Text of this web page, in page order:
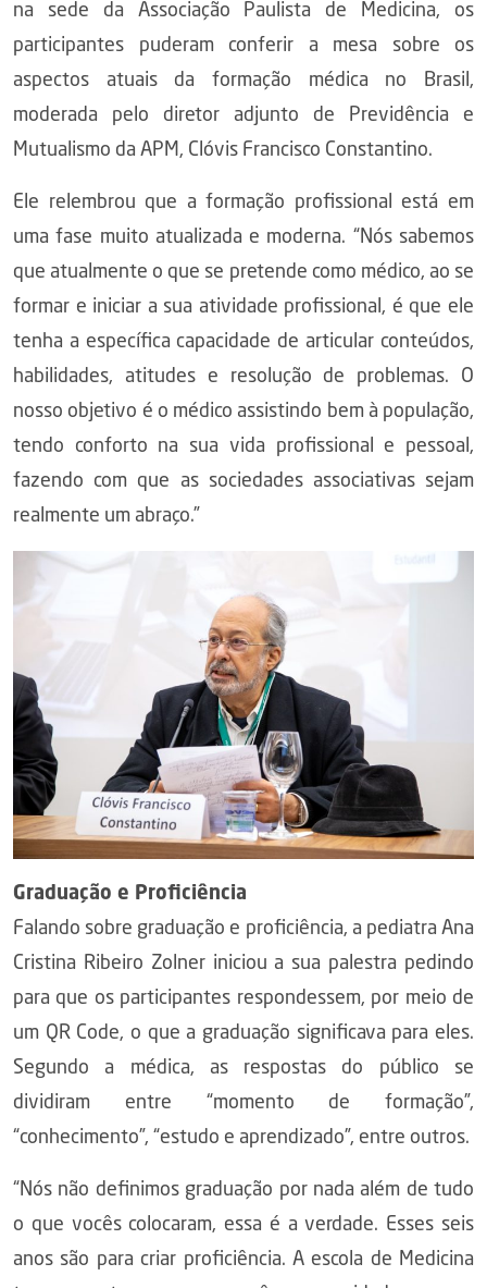
na sede da Associação Paulista de Medicina, os
participantes puderam conferir a mesa sobre os
aspectos atuais da formação médica no Brasil,
moderada pelo diretor adjunto de Previdência e
Mutualismo da APM, Clóvis Francisco Constantino.
Ele relembrou que a formação profissional está em
uma fase muito atualizada e moderna. “Nós sabemos
que atualmente o que se pretende como médico, ao se
formar e iniciar a sua atividade profissional, é que ele
tenha a específica capacidade de articular conteúdos,
habilidades, atitudes e resolução de problemas. O
nosso objetivo é o médico assistindo bem à população,
tendo conforto na sua vida profissional e pessoal,
fazendo com que as sociedades associativas sejam
realmente um abraço.”
Graduação e Proficiência
Falando sobre graduação e proficiência, a pediatra Ana
Cristina Ribeiro Zolner iniciou a sua palestra pedindo
para que os participantes respondessem, por meio de
um QR Code, o que a graduação significava para eles.
Segundo a médica, as respostas do público se
dividiram entre “momento de formação”,
“conhecimento”, “estudo e aprendizado”, entre outros.
“Nós não definimos graduação por nada além de tudo
o que vocês colocaram, essa é a verdade. Esses seis
anos são para criar proficiência. A escola de Medicina